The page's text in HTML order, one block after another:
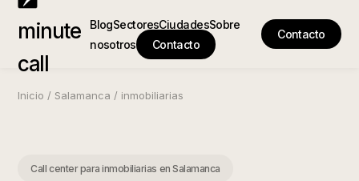
minute
call
BlogSectoresCiudadesSobre
nosotros
Contacto
Contacto
Inicio / Salamanca / inmobiliarias
Call center para inmobiliarias enSalamanca